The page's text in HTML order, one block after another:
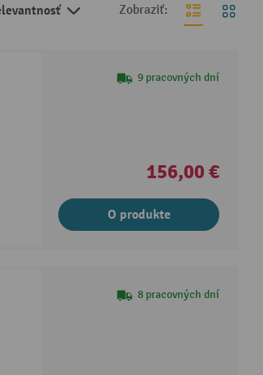
Zobraziť:
9 pracovných dní
156,00 €
O produkte
8 pracovných dní